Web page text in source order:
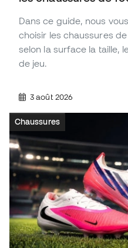
Dans ce guide, nous
choisir les chaussures
selon la surface la taille,
de jeu.
3 août 2026
Chaussures